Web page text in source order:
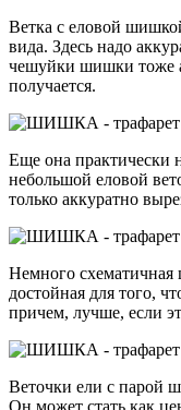
Ветка с еловой
вида. Здесь надо
чешуйки шишки тоже
получается.
Еще она практически
небольшой еловой
только аккуратно
Немного схематичная
достойная для того,
причем, лучше, если
Веточки ели с парой
Он может стать как